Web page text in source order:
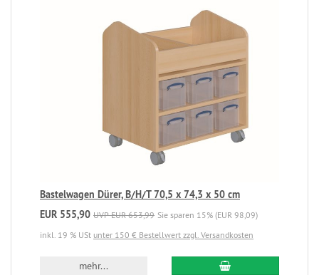
Bastelwagen Dürer, B/H/T 70,5 x 74,3 x 50 cm
EUR 555,90 UVP EUR 653,99 Sie sparen 15% (EUR 98,09)
inkl. 19 % USt unter 150 € Bestellwert zzgl. Versandkosten
mehr...